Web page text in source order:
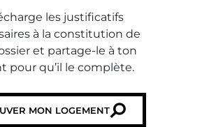
les justificatifs
à la constitution de
et partage-le à ton
pour qu’il le complète.
MON LOGEMENT